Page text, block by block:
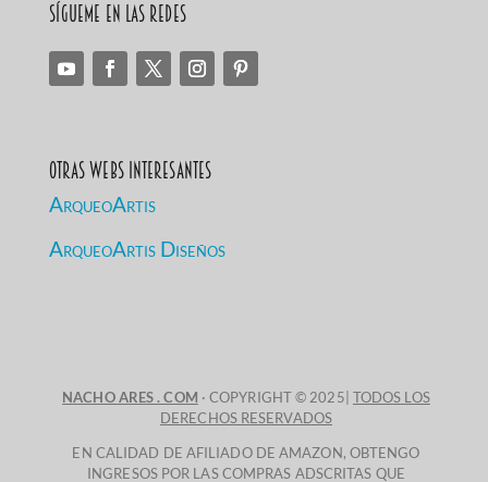
Sígueme en las redes
Otras Webs Interesantes
ArqueoArtis
ArqueoArtis Diseños
NACHO ARES . COM · COPYRIGHT © 2025| TODOS LOS
DERECHOS RESERVADOS
EN CALIDAD DE AFILIADO DE AMAZON, OBTENGO
INGRESOS POR LAS COMPRAS ADSCRITAS QUE